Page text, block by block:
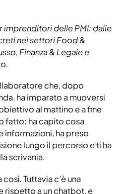
imprenditori delle PMI: dalle
nei settori Food &
Finanza & Legale e
che, dopo
ha imparato a muoversi
al mattino e a fine
fatto: ha capito cosa
informazioni, ha preso
lungo il percorso e ti ha
scrivania.
Tuttavia c’è una
rispetto a un chatbot, e